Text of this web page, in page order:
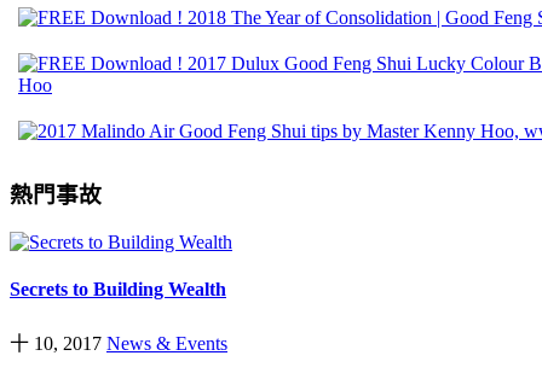
熱門事故
Secrets to Building Wealth
十 10, 2017 News & Events